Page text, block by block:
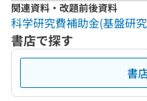
関連資料・改題前後資料
科学研究費補助金(基盤研
書店で探す
書